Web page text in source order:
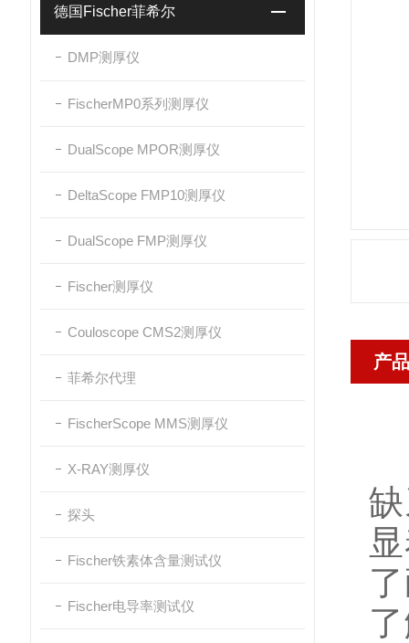
德国Fischer菲希尔
DMP测厚仪
FischerMP0系列测厚仪
DualScope MPOR测厚仪
DeltaScope FMP10测厚仪
DualScope FMP测厚仪
Fischer测厚仪
Couloscope CMS2测厚仪
菲希尔代理
FischerScope MMS测厚仪
X-RAY测厚仪
探头
Fischer铁素体含量测试仪
Fischer电导率测试仪
产